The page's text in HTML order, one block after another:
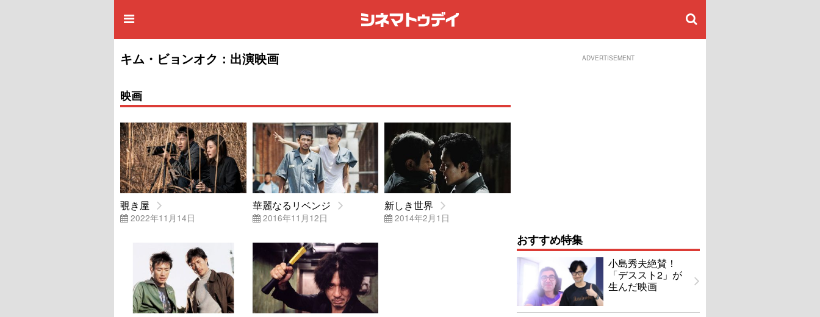
キム・ビョンオク：出演映画
映画
覗き屋
2022年11月14日
華麗なるリベンジ
2016年11月12日
新しき世界
2014年2月1日
ADVERTISEMENT
おすすめ特集
小島秀夫絶賛！
「デススト2」が
生んだ映画